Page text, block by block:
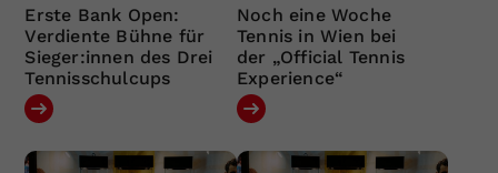
Erste Bank Open:
Verdiente Bühne für
Sieger:innen des Drei
Tennisschulcups
Noch eine Woche
Tennis in Wien bei
der „Official Tennis
Experience“